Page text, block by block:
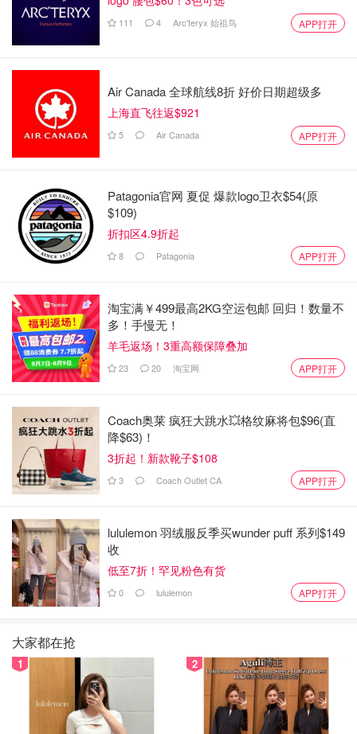
以上大部分茶味或香味非常淡，和喝水差不多⋯
Organic Rooibos是有益健康，但是味道很像廣東涼茶夏枯
這麼低評分的茶包，我推薦大家不要亂花錢了。
🌟🌟🌟三星
lemon delight和檸檬水很像，但口感溫潤一點，berry
fusion很適合做無糖的ice tea，最後的菊花花茶，的確是有
點像廣東的菊花茶😅，但是入口順滑，偶爾喝喝還是不錯。
屬于可以嘗試。
111 4 Arc'teryx 始祖鸟 APP打开
Air Canada 全球航线8折 好价日期超级多
上海直飞往返$921
5 Air Canada APP打开
Patagonia官网 夏促 爆款logo卫衣$54(原
$109)
折扣区4.9折起
8 Patagonia APP打开
淘宝满￥499最高2KG空运包邮 回归！数量不
多！手慢无！
羊毛返场！3重高额保障叠加
23 20 淘宝网 APP打开
Coach奥莱 疯狂大跳水💥格纹麻将包$96(直
降$63)！
3折起！新款靴子$108
3 Coach Outlet CA APP打开
lululemon 羽绒服反季买wunder puff 系列$149
收
低至7折！罕见粉色有货
0 lululemon APP打开
大家都在抢
1 2